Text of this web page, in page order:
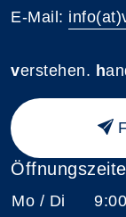
E-Mail:
verstehen. h
Mo / Di